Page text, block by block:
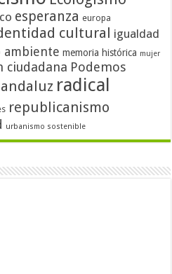
esperanza europa
cultural igualdad
ambiente memoria histórica mujer
ciudadana Podemos
radical
republicanismo
urbanismo sostenible